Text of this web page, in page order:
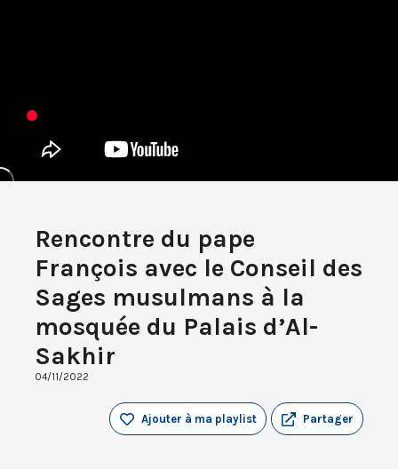
Rencontre du pape
François avec le Conseil des
Sages musulmans à la
mosquée du Palais d’Al-
Sakhir
04/11/2022
Partager
Ajouter à ma playlist